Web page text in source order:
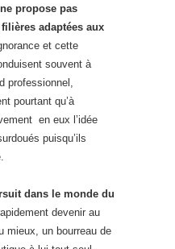
propose pas
adaptées aux
et cette
souvent à
professionnel,
pourtant qu’à
en eux l’idée
puisqu’ils
dans le monde du
devenir au
mieux, un bourreau de